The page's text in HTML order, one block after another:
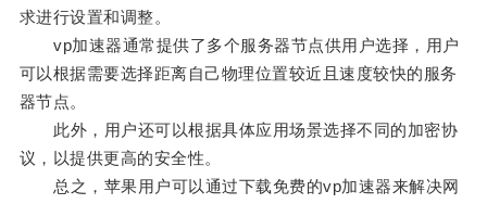
求进行设置和调整。
vp加速器通常提供了多个服务器节点供用户选择，用户
可以根据需要选择距离自己物理位置较近且速度较快的服务
器节点。
此外，用户还可以根据具体应用场景选择不同的加密协
议，以提供更高的安全性。
总之，苹果用户可以通过下载免费的vp加速器来解决网